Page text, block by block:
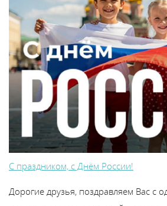
С праздником, с Днём России!
Дорогие друзья, поздравляем Вас с